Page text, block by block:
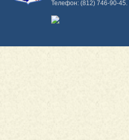
Телефон: (812) 746-90-45